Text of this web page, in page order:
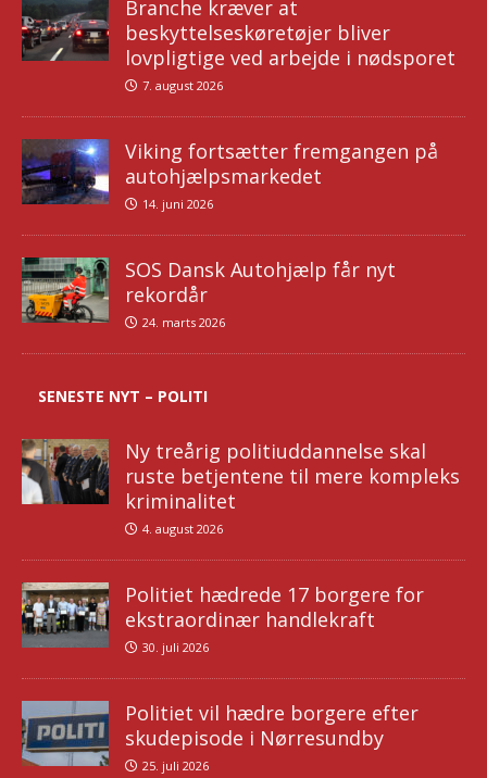
Branche kræver at
beskyttelseskøretøjer bliver
lovpligtige ved arbejde i nødsporet
7. august 2026
Viking fortsætter fremgangen på
autohjælpsmarkedet
14. juni 2026
SOS Dansk Autohjælp får nyt
rekordår
24. marts 2026
SENESTE NYT – POLITI
Ny treårig politiuddannelse skal
ruste betjentene til mere kompleks
kriminalitet
4. august 2026
Politiet hædrede 17 borgere for
ekstraordinær handlekraft
30. juli 2026
Politiet vil hædre borgere efter
skudepisode i Nørresundby
25. juli 2026